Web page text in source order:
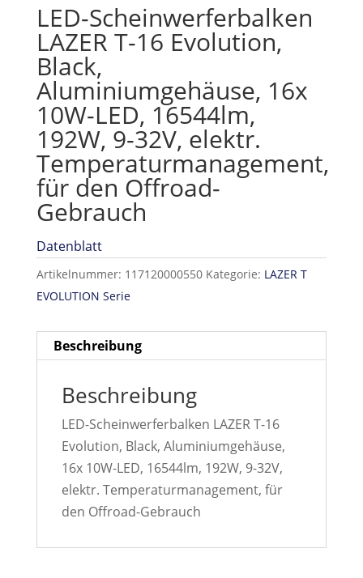
LED-Scheinwerferbalken
LAZER T-16 Evolution,
Black,
Aluminiumgehäuse, 16x
10W-LED, 16544lm,
192W, 9-32V, elektr.
Temperaturmanagement,
für den Offroad-
Gebrauch
Datenblatt
Artikelnummer: 117120000550 Kategorie: LAZER T
EVOLUTION Serie
Beschreibung
Beschreibung
LED-Scheinwerferbalken LAZER T-16
Evolution, Black, Aluminiumgehäuse,
16x 10W-LED, 16544lm, 192W, 9-32V,
elektr. Temperaturmanagement, für
den Offroad-Gebrauch